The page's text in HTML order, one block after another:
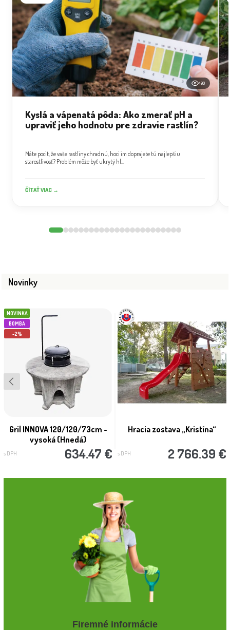
498
Kyslá a vápenatá pôda: Ako zmerať pH a
upraviť jeho hodnotu pre zdravie rastlín?
Máte pocit, že vaše rastliny chradnú, hoci im doprajete tú najlepšiu
starostlivosť? Problém môže byť ukrytý hl...
ČÍTAŤ VIAC →
Novinky
NOVINKA
BOMBA
-2%
Gril INNOVA 120/120/73cm -
vysoká (Hnedá)
s DPH 634.47 €
Hracia zostava „Kristína“
s DPH 2 766.39 €
Firemné informácie